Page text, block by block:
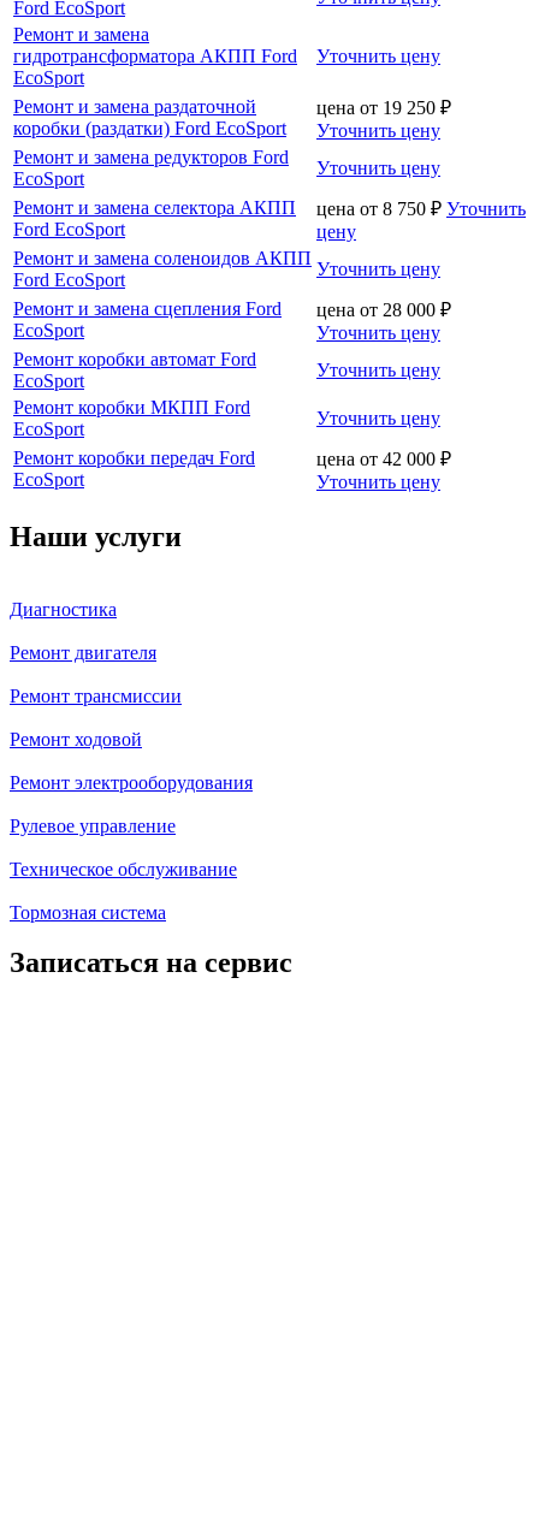
Ford EcoSport
Ремонт и замена
гидротрансформатора АКПП Ford
EcoSport
Уточнить цену
Ремонт и замена раздаточной
коробки (раздатки) Ford EcoSport
цена от 19 250 ₽
Уточнить цену
Ремонт и замена редукторов Ford
EcoSport
Уточнить цену
Ремонт и замена селектора АКПП
Ford EcoSport
цена от 8 750 ₽ Уточнить
цену
Ремонт и замена соленоидов АКПП
Ford EcoSport
Уточнить цену
Ремонт и замена сцепления Ford
EcoSport
цена от 28 000 ₽
Уточнить цену
Ремонт коробки автомат Ford
EcoSport
Уточнить цену
Ремонт коробки МКПП Ford
EcoSport
Уточнить цену
Ремонт коробки передач Ford
EcoSport
цена от 42 000 ₽
Уточнить цену
Наши услуги
Диагностика
Ремонт двигателя
Ремонт трансмиссии
Ремонт ходовой
Ремонт электрооборудования
Рулевое управление
Техническое обслуживание
Тормозная система
Записаться на сервис